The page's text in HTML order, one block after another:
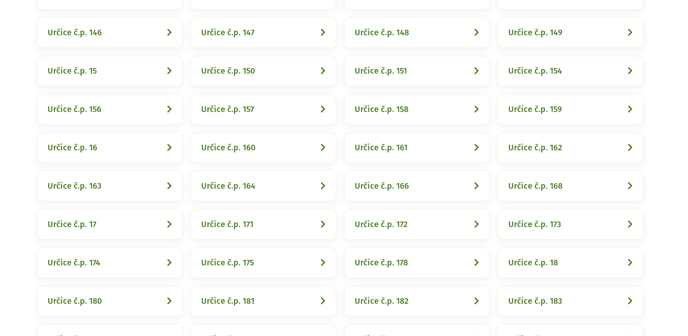
Určice č.p. 146 Určice č.p. 147 Určice č.p. 148 Určice č.p. 149
Určice č.p. 15 Určice č.p. 150 Určice č.p. 151 Určice č.p. 154
Určice č.p. 156 Určice č.p. 157 Určice č.p. 158 Určice č.p. 159
Určice č.p. 16 Určice č.p. 160 Určice č.p. 161 Určice č.p. 162
Určice č.p. 163 Určice č.p. 164 Určice č.p. 166 Určice č.p. 168
Určice č.p. 17 Určice č.p. 171 Určice č.p. 172 Určice č.p. 173
Určice č.p. 174 Určice č.p. 175 Určice č.p. 178 Určice č.p. 18
Určice č.p. 180 Určice č.p. 181 Určice č.p. 182 Určice č.p. 183